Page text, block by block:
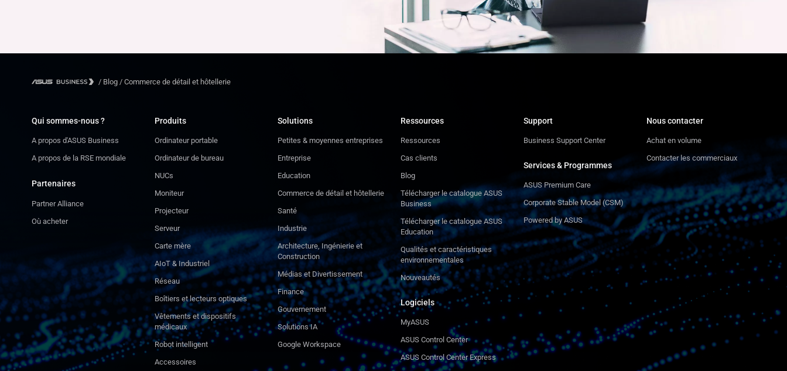
/ Blog / Commerce de détail et hôtellerie
Qui sommes-nous ?
A propos d'ASUS Business
A propos de la RSE mondiale
Partenaires
Partner Alliance
Où acheter
Produits
Ordinateur portable
Ordinateur de bureau
NUCs
Moniteur
Projecteur
Serveur
Carte mère
AIoT & Industriel
Réseau
Boîtiers et lecteurs optiques
Vêtements et dispositifs
médicaux
Robot intelligent
Accessoires
Solutions
Petites & moyennes entreprises
Entreprise
Education
Commerce de détail et hôtellerie
Santé
Industrie
Architecture, Ingénierie et
Construction
Médias et Divertissement
Finance
Gouvernement
Solutions IA
Google Workspace
Ressources
Ressources
Cas clients
Blog
Télécharger le catalogue ASUS
Business
Télécharger le catalogue ASUS
Education
Qualités et caractéristiques
environnementales
Nouveautés
Logiciels
MyASUS
ASUS Control Center
ASUS Control Center Express
Support
Business Support Center
Services & Programmes
ASUS Premium Care
Corporate Stable Model (CSM)
Powered by ASUS
Nous contacter
Achat en volume
Contacter les commerciaux